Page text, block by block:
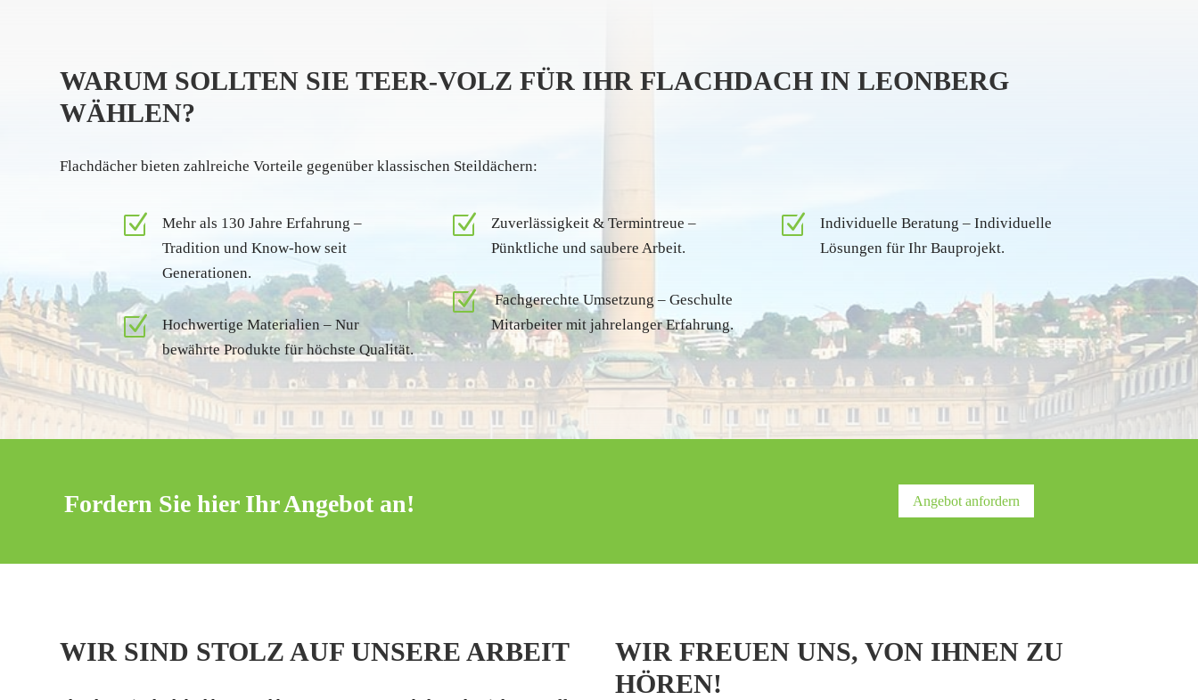
WARUM SOLLTEN SIE TEER-VOLZ FÜR IHR FLACHDACH IN LEONBERG
WÄHLEN?
Flachdächer bieten zahlreiche Vorteile gegenüber klassischen Steildächern:
Z
Mehr als 130 Jahre Erfahrung –
Tradition und Know-how seit
Generationen.
Z
Hochwertige Materialien – Nur
bewährte Produkte für höchste Qualität.
Z
Zuverlässigkeit & Termintreue –
Pünktliche und saubere Arbeit.
Z
Fachgerechte Umsetzung – Geschulte
Mitarbeiter mit jahrelanger Erfahrung.
Z
Individuelle Beratung – Individuelle
Lösungen für Ihr Bauprojekt.
Fordern Sie hier Ihr Angebot an! Angebot anfordern
WIR SIND STOLZ AUF UNSERE ARBEIT
WIR FREUEN UNS, VON IHNEN ZU
HÖREN!